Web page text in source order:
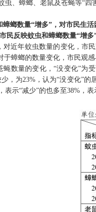
虫、蟑螂、老鼠及苍蝇等“四
蟑螂数量“增多”，对市民生活
民反映蚊虫和蟑螂数量“增多
对近年蚊虫数量的变化，市
于蟑螂的数量变化，市民观
蝇数量的变化，“没变化”为
，为23%，认为“没变化”的
表示“减少”的也多至38%，表